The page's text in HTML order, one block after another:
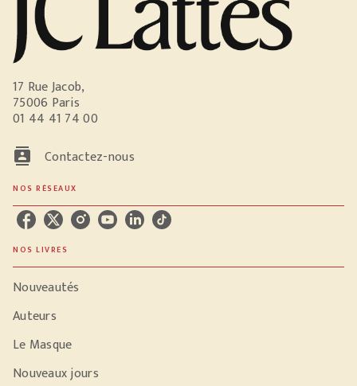
17 Rue Jacob,
75006 Paris
01 44 41 74 00
contacts Contactez-nous
NOS RÉSEAUX
NOS LIVRES
Nouveautés
Auteurs
Le Masque
Nouveaux jours